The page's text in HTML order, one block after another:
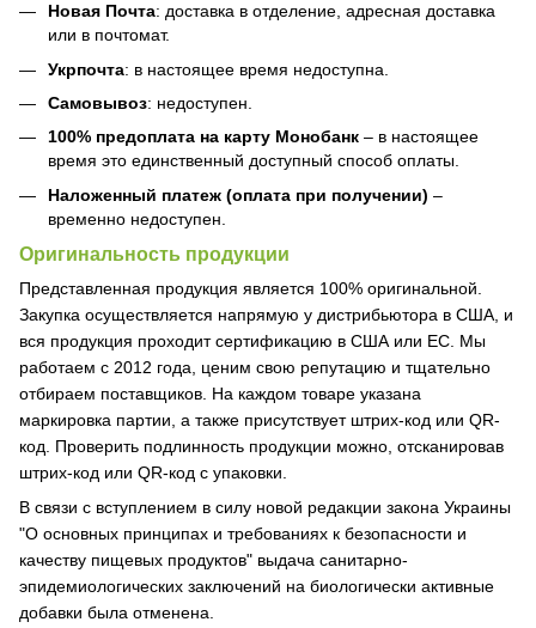
Новая Почта: доставка в отделение, адресная доставка
или в почтомат.
Укрпочта: в настоящее время недоступна.
Самовывоз: недоступен.
100% предоплата на карту Монобанк – в настоящее
время это единственный доступный способ оплаты.
Наложенный платеж (оплата при получении) –
временно недоступен.
Оригинальность продукции
Представленная продукция является 100% оригинальной.
Закупка осуществляется напрямую у дистрибьютора в США, и
вся продукция проходит сертификацию в США или ЕС. Мы
работаем с 2012 года, ценим свою репутацию и тщательно
отбираем поставщиков. На каждом товаре указана
маркировка партии, а также присутствует штрих-код или QR-
код. Проверить подлинность продукции можно, отсканировав
штрих-код или QR-код с упаковки.
В связи с вступлением в силу новой редакции закона Украины
"О основных принципах и требованиях к безопасности и
качеству пищевых продуктов" выдача санитарно-
эпидемиологических заключений на биологически активные
добавки была отменена.